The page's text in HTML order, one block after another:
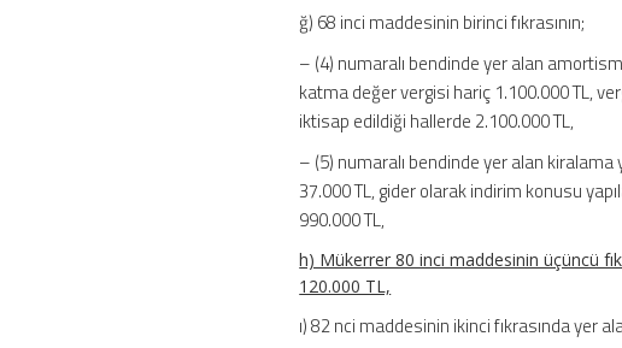
ğ) 68 inci maddesinin birinci fıkrasının;
– (4) numaralı bendinde yer alan
katma değer vergisi hariç 1.100.000 TL,
iktisap edildiği hallerde 2.100.000 TL,
– (5) numaralı bendinde yer alan
37.000 TL, gider olarak indirim konusu
990.000 TL,
h) Mükerrer 80 inci maddesinin üçüncü
120.000 TL,
ı) 82 nci maddesinin ikinci fıkrasında yer